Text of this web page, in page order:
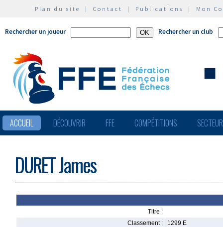
Plan du site | Contact | Publications | Mon
Rechercher un joueur Rechercher un club
ACCUEIL DÉCOUVRIR FFE COMPÉTITIONS
DURET James
Titre :
Classement :
1299 E